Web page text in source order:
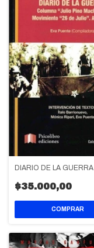
DIARIO DE LA GUERRA
$35.000,00